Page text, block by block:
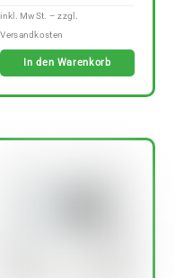
In den Warenkorb